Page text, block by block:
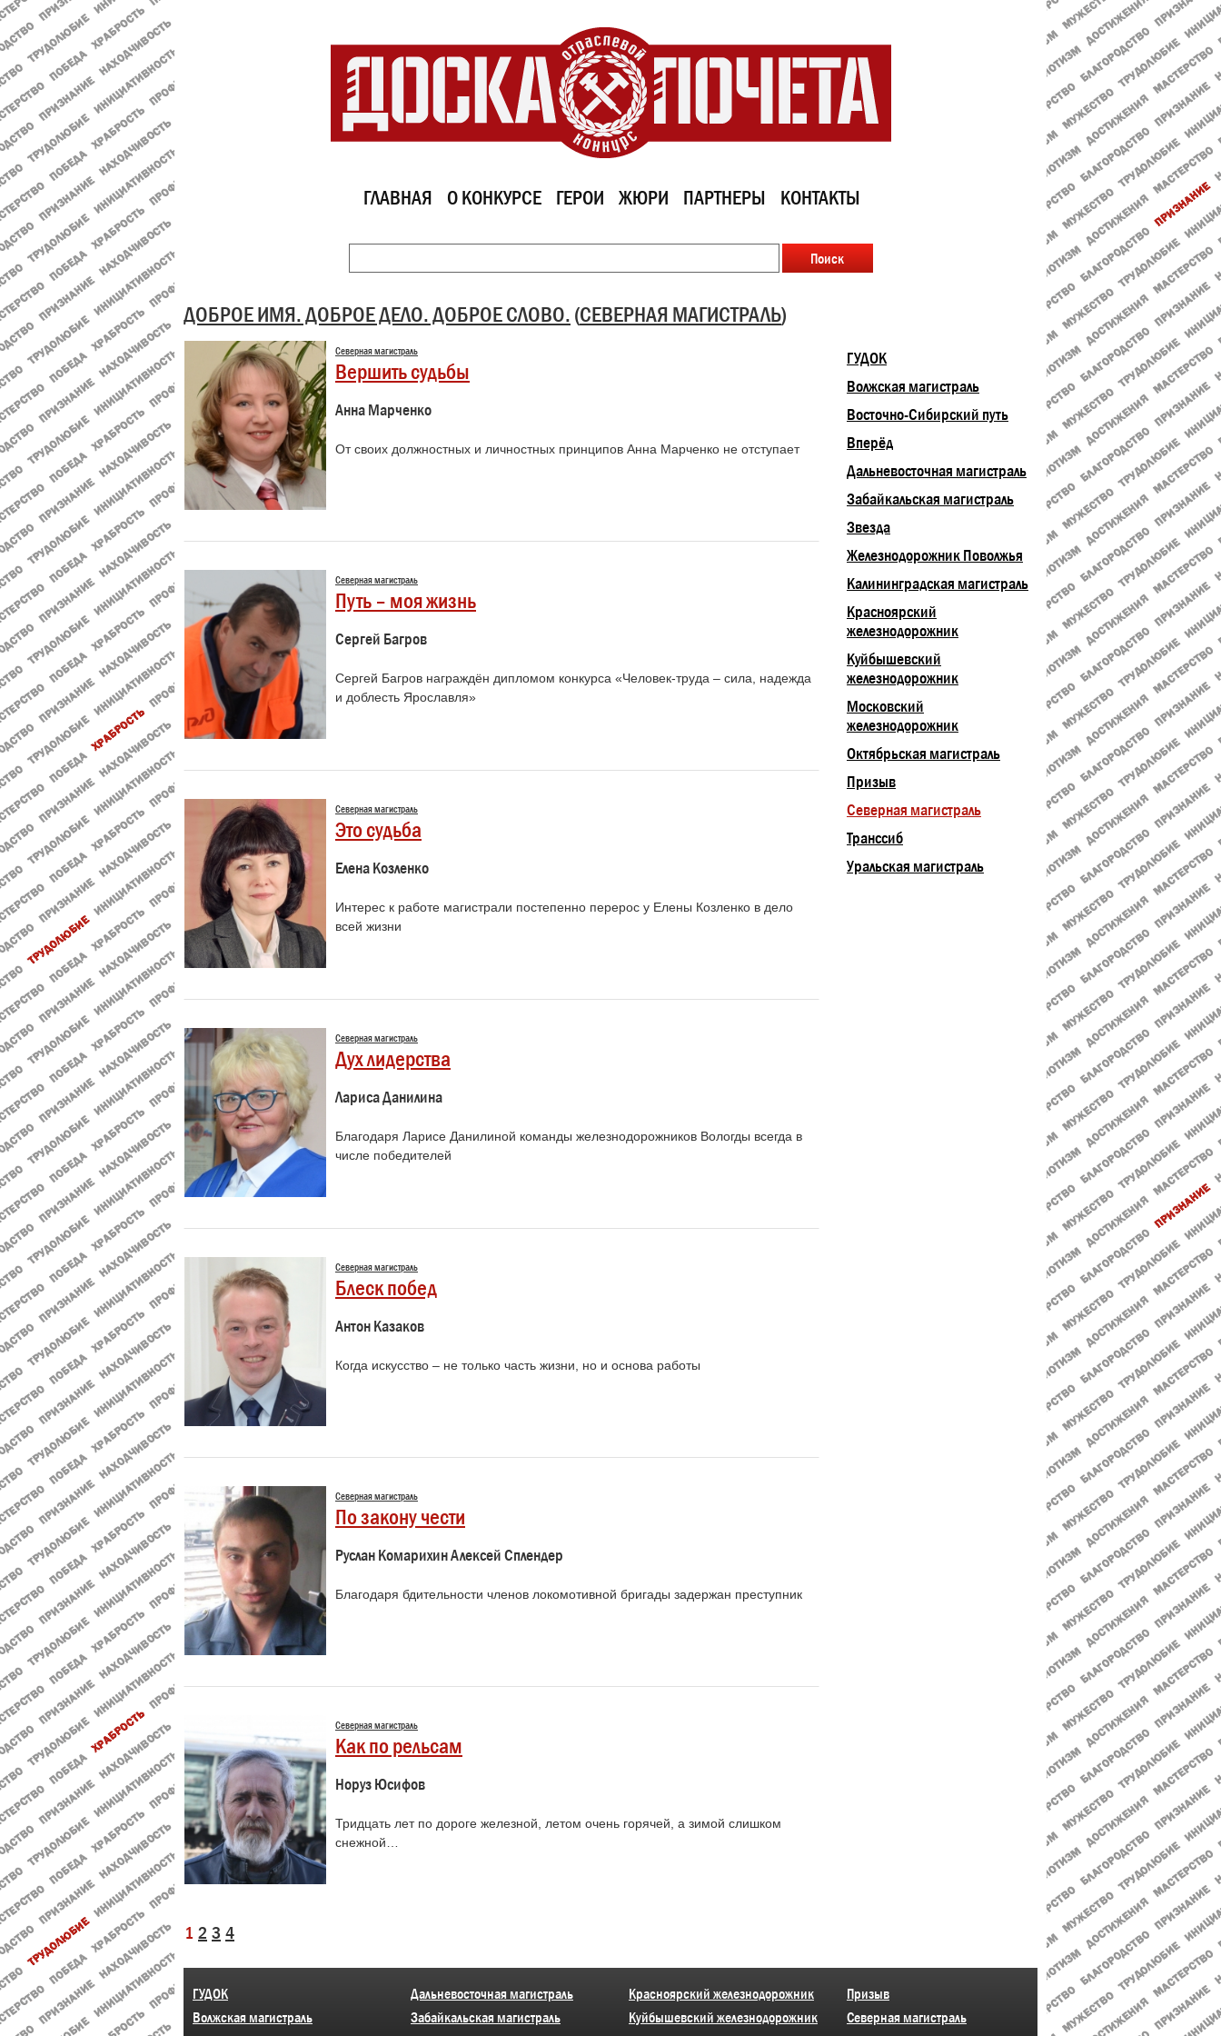
ГЛАВНАЯ О КОНКУРСЕ ГЕРОИ ЖЮРИ ПАРТНЕРЫ КОНТАКТЫ
ДОБРОЕ ИМЯ. ДОБРОЕ ДЕЛО. ДОБРОЕ СЛОВО. (СЕВЕРНАЯ МАГИСТРАЛЬ)
Северная магистраль
Вершить судьбы
Анна Марченко
От своих должностных и личностных принципов Анна Марченко не отступает
Северная магистраль
Путь – моя жизнь
Сергей Багров
Сергей Багров награждён дипломом конкурса «Человек-труда – сила, надежда
и доблесть Ярославля»
Северная магистраль
Это судьба
Елена Козленко
Интерес к работе магистрали постепенно перерос у Елены Козленко в дело
всей жизни
Северная магистраль
Дух лидерства
Лариса Данилина
Благодаря Ларисе Данилиной команды железнодорожников Вологды всегда в
числе победителей
Северная магистраль
Блеск побед
Антон Казаков
Когда искусство – не только часть жизни, но и основа работы
Северная магистраль
По закону чести
Руслан Комарихин Алексей Сплендер
Благодаря бдительности членов локомотивной бригады задержан преступник
Северная магистраль
Как по рельсам
Норуз Юсифов
Тридцать лет по дороге железной, летом очень горячей, а зимой слишком
снежной…
1 2 3 4
ГУДОК
Волжская магистраль
Восточно-Сибирский путь
Вперёд
Дальневосточная магистраль
Забайкальская магистраль
Звезда
Железнодорожник Поволжья
Калининградская магистраль
Красноярский
железнодорожник
Куйбышевский
железнодорожник
Московский
железнодорожник
Октябрьская магистраль
Призыв
Северная магистраль
Транссиб
Уральская магистраль
ГУДОК
Волжская магистраль
Дальневосточная магистраль
Забайкальская магистраль
Красноярский железнодорожник
Куйбышевский железнодорожник
Призыв
Северная магистраль